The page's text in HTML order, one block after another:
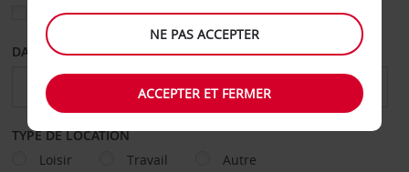
Sélectionnez une autre agence de retour
DATE DE DÉPART DATE DE RETOUR
TYPE DE LOCATION
Loisir
Travail Autre
NE PAS ACCEPTER
ACCEPTER ET FERMER